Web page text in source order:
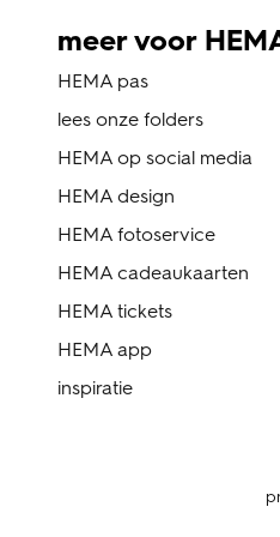
meer voor
HEMA pas
lees onze folders
HEMA op social media
HEMA design
HEMA fotoservice
HEMA cadeaukaarten
HEMA tickets
HEMA app
inspiratie